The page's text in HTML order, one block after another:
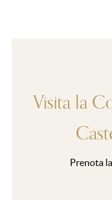
Visita la
Prenota